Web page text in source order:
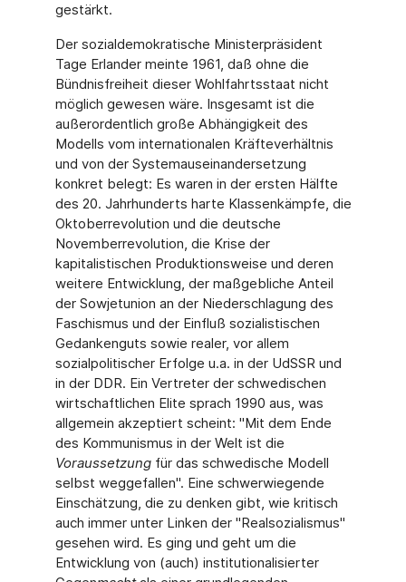
gestärkt.
Der sozialdemokratische Ministerpräsident
Tage Erlander meinte 1961, daß ohne die
Bündnisfreiheit dieser Wohlfahrtsstaat nicht
möglich gewesen wäre. Insgesamt ist die
außerordentlich große Abhängigkeit des
Modells vom internationalen Kräfteverhältnis
und von der Systemauseinandersetzung
konkret belegt: Es waren in der ersten Hälfte
des 20. Jahrhunderts harte Klassenkämpfe, die
Oktoberrevolution und die deutsche
Novemberrevolution, die Krise der
kapitalistischen Produktionsweise und deren
weitere Entwicklung, der maßgebliche Anteil
der Sowjetunion an der Niederschlagung des
Faschismus und der Einfluß sozialistischen
Gedankenguts sowie realer, vor allem
sozialpolitischer Erfolge u.a. in der UdSSR und
in der DDR. Ein Vertreter der schwedischen
wirtschaftlichen Elite sprach 1990 aus, was
allgemein akzeptiert scheint: "Mit dem Ende
des Kommunismus in der Welt ist die
Voraussetzungfür das schwedische Modell
selbst weggefallen". Eine schwerwiegende
Einschätzung, die zu denken gibt, wie kritisch
auch immer unter Linken der "Realsozialismus"
gesehen wird. Es ging und geht um die
Entwicklung von (auch) institutionalisierter